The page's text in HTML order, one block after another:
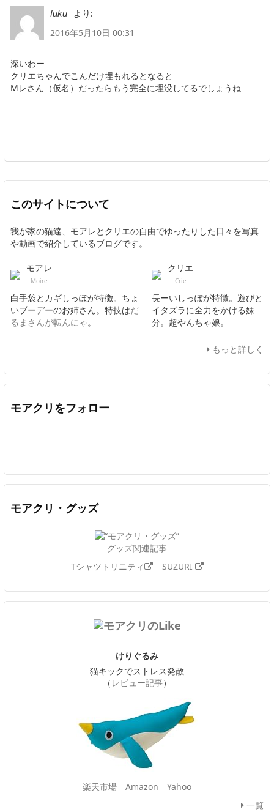
fuku
より:
2016年5月10日 00:31
深いわー
クリエちゃんでこんだけ埋もれるとなると
Mレさん（仮名）だったらもう完全に埋没してるでしょうね
このサイトについて
我が家の猫達、モアレとクリエの自由でゆったりした日々を写真
や動画で紹介しているブログです。
モアレ
Moire
白手袋とカギしっぽが特徴。ちょ
いブーデーのお姉さん。特技はだ
るまさんが転んにゃ。
クリエ
Crie
長ーいしっぽが特徴。遊びと
イタズラに全力をかける妹
分。超やんちゃ娘。
もっと詳しく
モアクリをフォロー
モアクリ・グッズ
グッズ関連記事
Tシャツトリニティ
SUZURI
けりぐるみ
猫キックでストレス発散
（ レビュー記事）
楽天市場 Amazon
Yahoo
一覧